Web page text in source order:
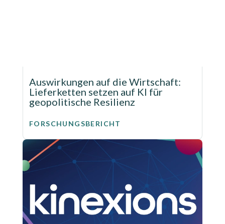
Auswirkungen auf die Wirtschaft:
Lieferketten setzen auf KI für
geopolitische Resilienz
FORSCHUNGSBERICHT